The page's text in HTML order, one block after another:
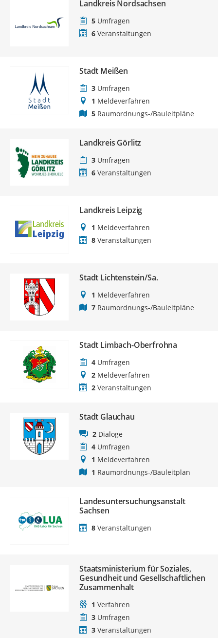
Landkreis Nordsachsen
5 Umfragen
6 Veranstaltungen
Stadt Meißen
3 Umfragen
1 Meldeverfahren
5 Raumordnungs-/Bauleitpläne
Landkreis Görlitz
3 Umfragen
6 Veranstaltungen
Landkreis Leipzig
1 Meldeverfahren
8 Veranstaltungen
Stadt Lichtenstein/Sa.
1 Meldeverfahren
7 Raumordnungs-/Bauleitpläne
Stadt Limbach-Oberfrohna
4 Umfragen
2 Meldeverfahren
2 Veranstaltungen
Stadt Glauchau
2 Dialoge
4 Umfragen
1 Meldeverfahren
1 Raumordnungs-/Bauleitplan
Landesuntersuchungsanstalt
Sachsen
8 Veranstaltungen
Staatsministerium für Soziales,
Gesundheit und Gesellschaftlichen
Zusammenhalt
1 Verfahren
3 Umfragen
3 Veranstaltungen